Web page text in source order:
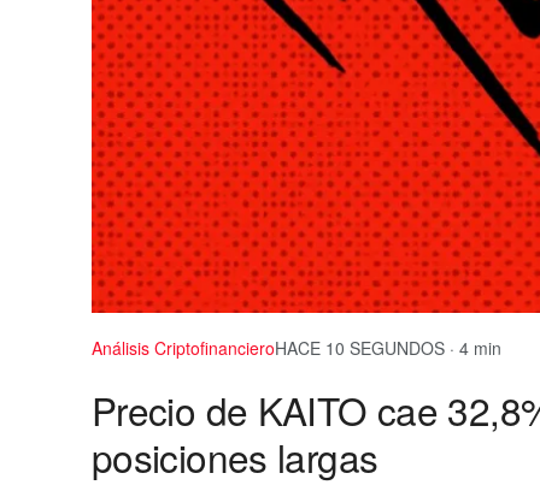
Análisis CriptofinancieroHACE 10 SEGUNDOS · 4 min
Precio de KAITO cae
posiciones largas